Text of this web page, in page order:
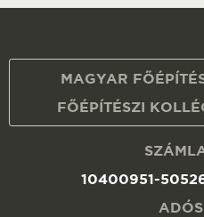
MAGYAR
FŐÉPÍTÉSZI
10400951-